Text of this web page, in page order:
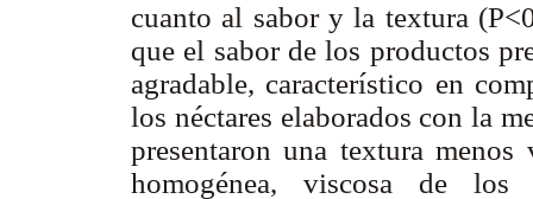
cuanto al sabor y la textura
que el sabor de los productos
agradable, característico en
los néctares elaborados con la
presentaron una textura
homogénea, viscosa de